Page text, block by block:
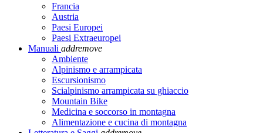
Francia
Austria
Paesi Europei
Paesi Extraeuropei
Manuali addremove
Ambiente
Alpinismo e arrampicata
Escursionismo
Scialpinismo arrampicata su ghiaccio
Mountain Bike
Medicina e soccorso in montagna
Alimentazione e cucina di montagna